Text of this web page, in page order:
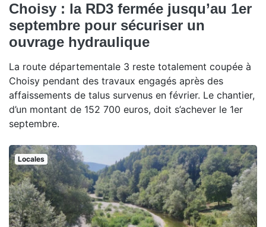
Choisy : la RD3 fermée jusqu’au 1er
septembre pour sécuriser un
ouvrage hydraulique
La route départementale 3 reste totalement coupée à
Choisy pendant des travaux engagés après des
affaissements de talus survenus en février. Le chantier,
d’un montant de 152 700 euros, doit s’achever le 1er
septembre.
Locales